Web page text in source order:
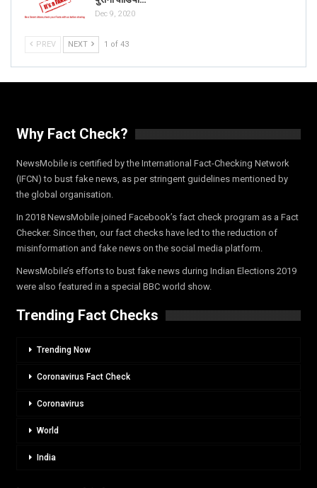
Dec 9, 2020
PREV NEXT 1 of 43
Why Fact Check?
NewsMobile is certified by the International Fact-Checking Network
(IFCN) to bust fake news, as per stringent guidelines mentioned by
the global organisation.
In 2018 NewsMobile joined Facebook’s fact check program as a Fact
Checker. Since then, our fact checks have led to the reduction of
misinformation and fake news on the social media platform.
NewsMobile’s efforts to bust fake news during Indian Elections 2019
were also featured in a special BBC world show.
Trending Fact Checks
Trending Now
Coronavirus Fact Check
Coronavirus
World
India